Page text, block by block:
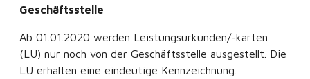
Geschäftsstelle
Ab 01.01.2020 werden Leistungsurkunden/-karten
(LU) nur noch von der Geschäftsstelle ausgestellt. Die
LU erhalten eine eindeutige Kennzeichnung.